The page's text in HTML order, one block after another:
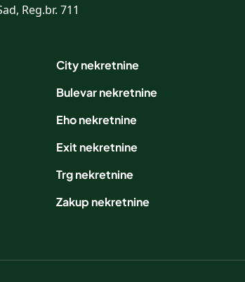
Reg.br. 711
City nekretnine
Bulevar nekretnine
Eho nekretnine
Exit nekretnine
Trg nekretnine
Zakup nekretnine